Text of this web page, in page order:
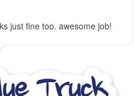
just fine too. awesome job!